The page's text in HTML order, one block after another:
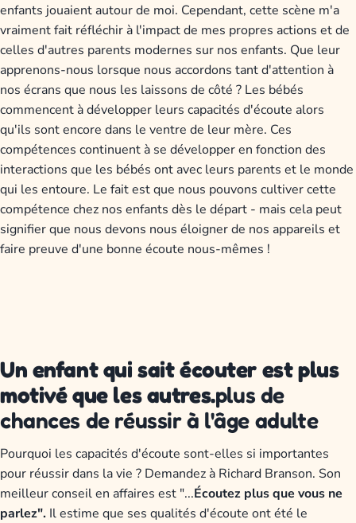
enfants jouaient autour de moi. Cependant, cette scène m'a
vraiment fait réfléchir à l'impact de mes propres actions et de
celles d'autres parents modernes sur nos enfants. Que leur
apprenons-nous lorsque nous accordons tant d'attention à
nos écrans que nous les laissons de côté ? Les bébés
commencent à développer leurs capacités d'écoute alors
qu'ils sont encore dans le ventre de leur mère. Ces
compétences continuent à se développer en fonction des
interactions que les bébés ont avec leurs parents et le monde
qui les entoure. Le fait est que nous pouvons cultiver cette
compétence chez nos enfants dès le départ - mais cela peut
signifier que nous devons nous éloigner de nos appareils et
faire preuve d'une bonne écoute nous-mêmes !
Un enfant qui sait écouter est plus
motivé que les autres.plus de
chances de réussir à l'âge adulte
Pourquoi les capacités d'écoute sont-elles si importantes
pour réussir dans la vie ? Demandez à Richard Branson. Son
meilleur conseil en affaires est "...Écoutez plus que vous ne
parlez". Il estime que ses qualités d'écoute ont été le